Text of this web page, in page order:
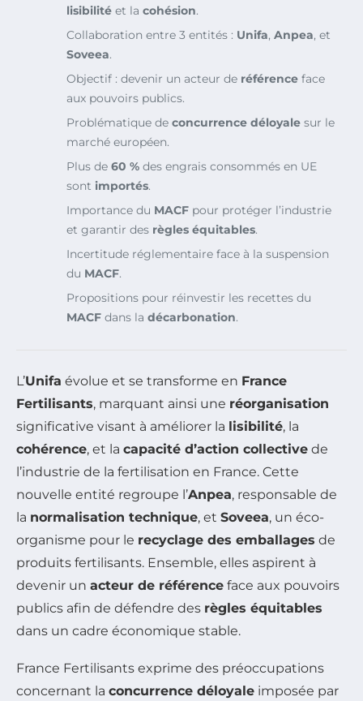
lisibilité et la cohésion.
Collaboration entre 3 entités : Unifa, Anpea, et
Soveea.
Objectif : devenir un acteur de référence face
aux pouvoirs publics.
Problématique de concurrence déloyale sur le
marché européen.
Plus de 60 % des engrais consommés en UE
sont importés.
Importance du MACF pour protéger l’industrie
et garantir des règles équitables.
Incertitude réglementaire face à la suspension
du MACF.
Propositions pour réinvestir les recettes du
MACF dans la décarbonation.
L’Unifa évolue et se transforme en France
Fertilisants, marquant ainsi une réorganisation
significative visant à améliorer la lisibilité, la
cohérence, et la capacité d’action collective de
l’industrie de la fertilisation en France. Cette
nouvelle entité regroupe l’Anpea, responsable de
la normalisation technique, et Soveea, un éco-
organisme pour le recyclage des emballages de
produits fertilisants. Ensemble, elles aspirent à
devenir un acteur de référence face aux pouvoirs
publics afin de défendre des règles équitables
dans un cadre économique stable.
France Fertilisants exprime des préoccupations
concernant la concurrence déloyale imposée par